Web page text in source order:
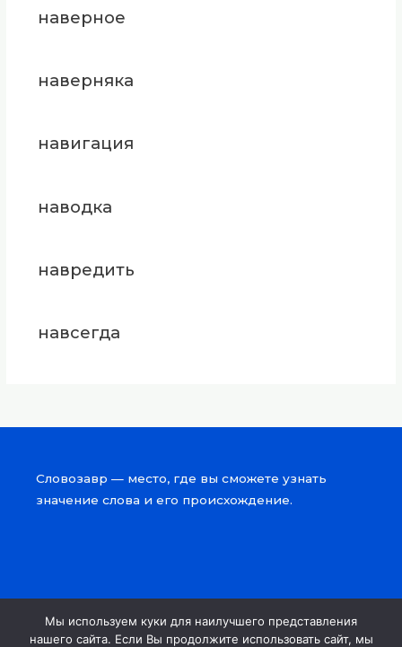
наверное
наверняка
навигация
наводка
навредить
навсегда
Словозавр — место, где вы сможете узнать
значение слова и его происхождение.
Copyright © 2026 Словозавр
Мы используем куки для наилучшего представления
нашего сайта. Если Вы продолжите использовать сайт, мы